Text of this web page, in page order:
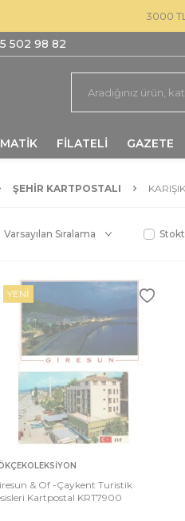
3000
502 98 82
FİLATELİ GAZETE
ŞEHIR KARTPOSTALI
YENI
Sepete
Ekle
& Of -Çaykent Turistik
Kartpostal KRT7900